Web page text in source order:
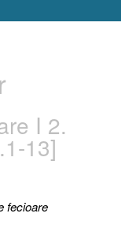
I 2.
13]
fecioare